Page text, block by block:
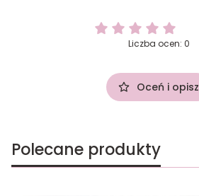
Liczba ocen: 0
Oceń i opisz
Polecane produkty